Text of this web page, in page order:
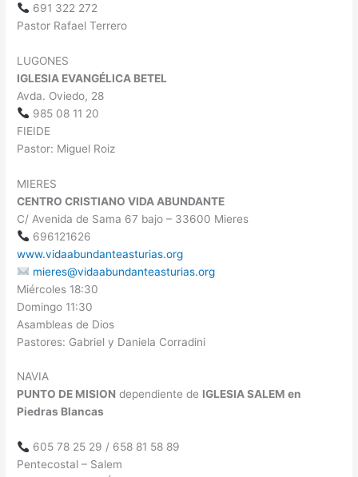
691 322 272
Pastor Rafael Terrero
LUGONES
IGLESIA EVANGÉLICA BETEL
Avda. Oviedo, 28
985 08 11 20
FIEIDE
Pastor: Miguel Roiz
MIERES
CENTRO CRISTIANO VIDA ABUNDANTE
C/ Avenida de Sama 67 bajo – 33600 Mieres
696121626
www.vidaabundanteasturias.org
mieres@vidaabundanteasturias.org
Miércoles 18:30
Domingo 11:30
Asambleas de Dios
Pastores: Gabriel y Daniela Corradini
NAVIA
PUNTO DE MISION dependiente de IGLESIA SALEM en
Piedras Blancas
605 78 25 29 / 658 81 58 89
Pentecostal – Salem